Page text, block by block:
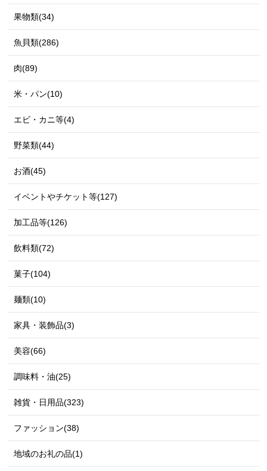
果物類(34)
魚貝類(286)
肉(89)
米・パン(10)
エビ・カニ等(4)
野菜類(44)
お酒(45)
イベントやチケット等(127)
加工品等(126)
飲料類(72)
菓子(104)
麺類(10)
家具・装飾品(3)
美容(66)
調味料・油(25)
雑貨・日用品(323)
ファッション(38)
地域のお礼の品(1)